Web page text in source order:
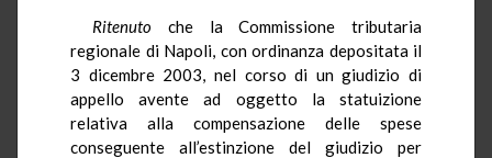
Ritenuto che la Commissione tributaria
regionale di Napoli, con ordinanza depositata il
3 dicembre 2003, nel corso di un giudizio di
appello avente ad oggetto la statuizione
relativa alla compensazione delle spese
conseguente all’estinzione del giudizio per